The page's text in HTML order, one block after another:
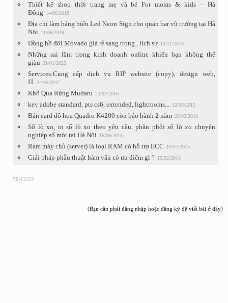
Thiết kế shop thời trang mẹ và bé For moms & kids – Hà
Đông
14/06/2018
Địa chỉ làm bảng biển Led Neon Sign cho quán bar vũ trường tại Hà
Nội
11/06/2019
Đồng hồ đôi Movado giá rẻ sang trọng , lịch sự 15/11/2016
Những sai lầm trong kinh doanh online khiến bạn không thể
giàu 21/01/2022
Services:Cung cấp dịch vụ RIP website (copy), design web,
IT 24/05/2017
Khổ Qua Rừng Mudaru 23/07/2016
key adobe standard, pts cs6, extended, lightrooms... 12/06/2015
Bán card đồ họa Quadro K4200 còn bảo hành 2 năm 25/02/2016
Sổ lò xo, in sổ lò xo theo yêu cầu, phân phối sổ lò xo chuyên
nghiệp số một tại Hà Nội
16/06/2018
Ram máy chủ (server) là loại RAM có hỗ trợ ECC 16/07/2015
Giải pháp phẫu thuật hàm vẩu có ưu điểm gì ? 15/02/2016
30/12/22
(Bạn cần phải đăng nhập hoặc đăng ký để viết bài ở đây)